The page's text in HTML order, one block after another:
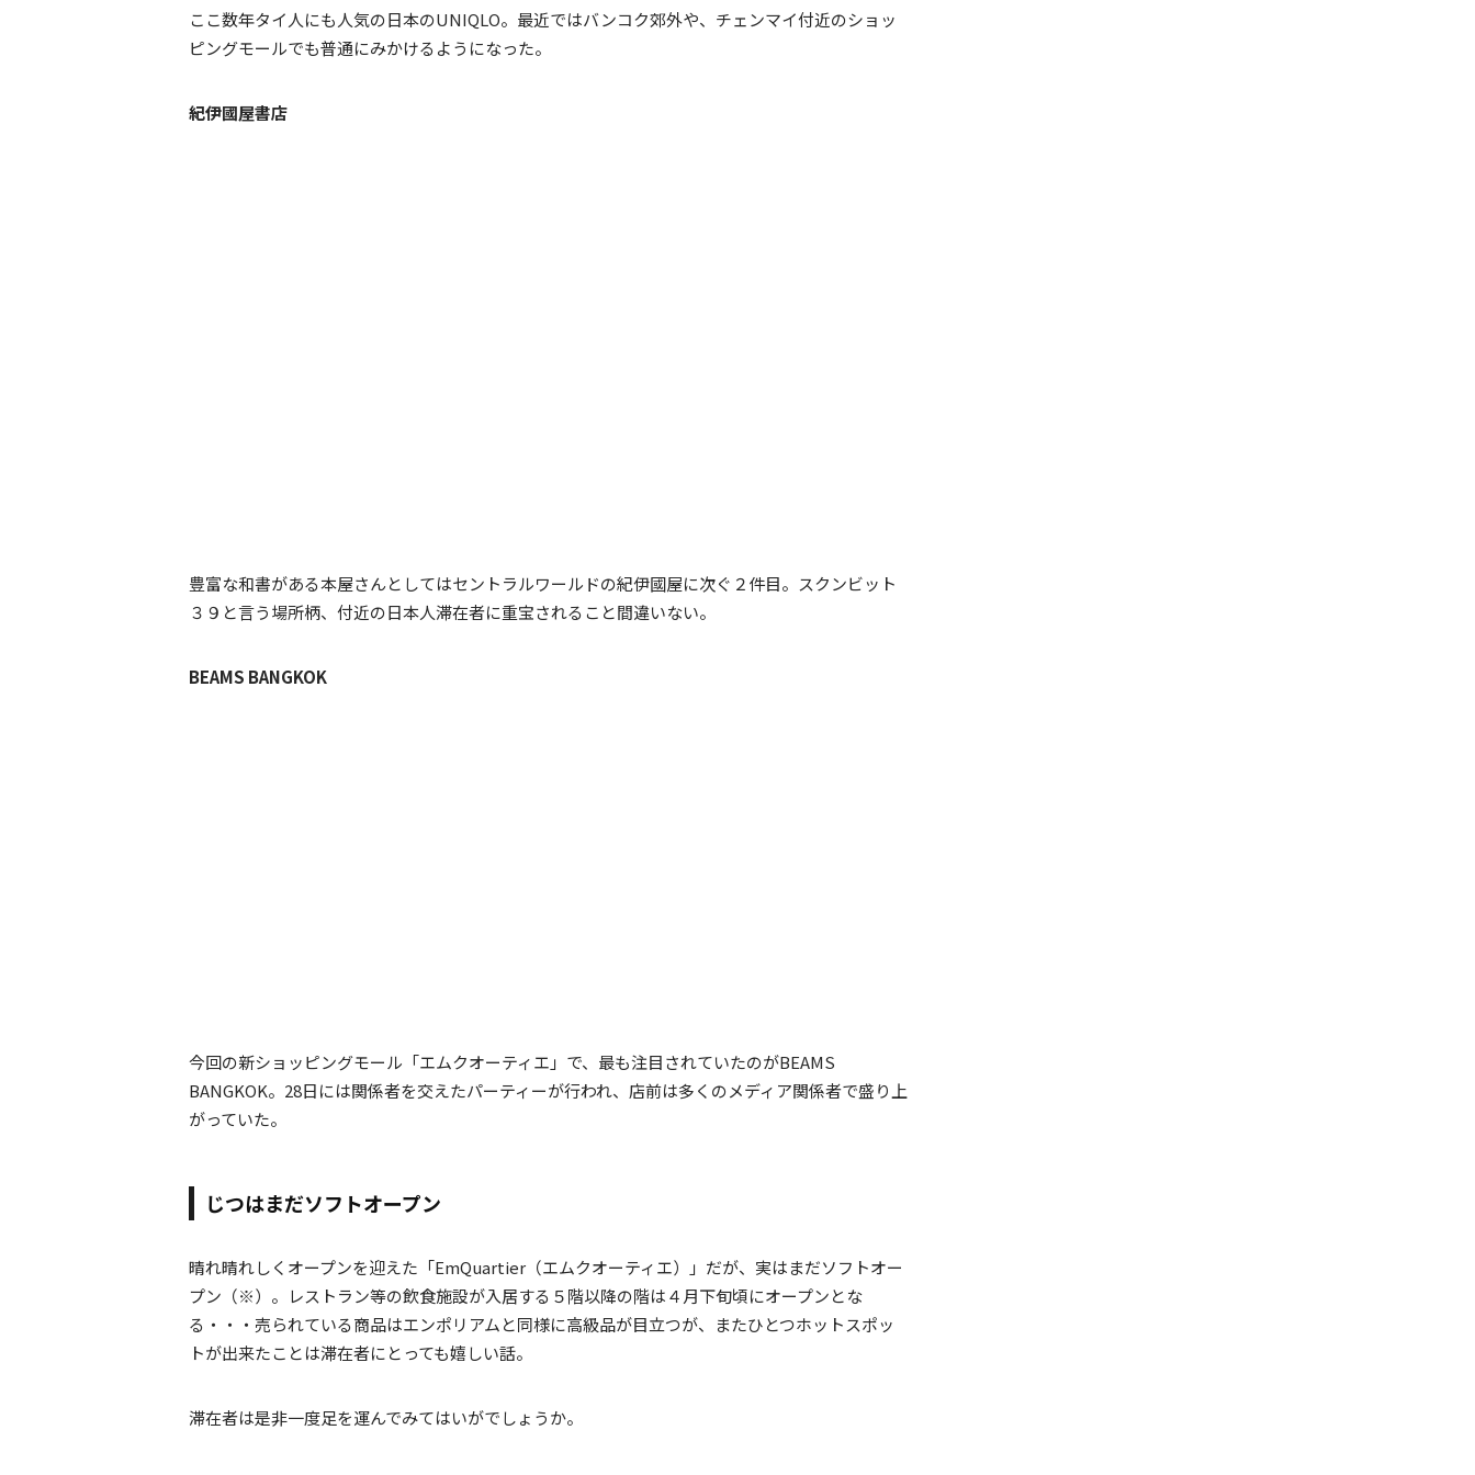
ここ数年タイ人にも人気の日本のUNIQLO。最近ではバンコク郊外や、チェンマイ付近のショッ
ピングモールでも普通にみかけるようになった。
紀伊國屋書店
豊富な和書がある本屋さんとしてはセントラルワールドの紀伊國屋に次ぐ２件目。スクンビット
３９と言う場所柄、付近の日本人滞在者に重宝されること間違いない。
BEAMS BANGKOK
今回の新ショッピングモール「エムクオーティエ」で、最も注目されていたのがBEAMS
BANGKOK。28日には関係者を交えたパーティーが行われ、店前は多くのメディア関係者で盛り上
がっていた。
じつはまだソフトオープン
晴れ晴れしくオープンを迎えた「EmQuartier（エムクオーティエ）」だが、実はまだソフトオー
プン（※）。レストラン等の飲食施設が入居する５階以降の階は４月下旬頃にオープンとな
る・・・売られている商品はエンポリアムと同様に高級品が目立つが、またひとつホットスポッ
トが出来たことは滞在者にとっても嬉しい話。
滞在者は是非一度足を運んでみてはいがでしょうか。